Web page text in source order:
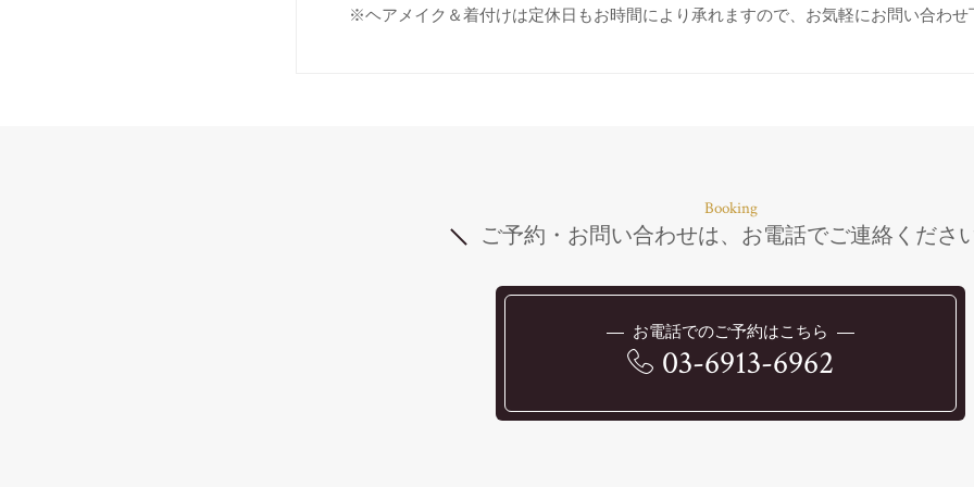
※ヘアメイク＆着付けは定休日もお時間により承れますので、お気軽にお問い合わ
Booking
ご予約・お問い合わせは、 お電話でご連絡くださ
お電話でのご予約はこちら
03-6913-6962